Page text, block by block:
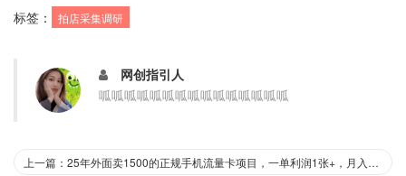
标签： 拍店采集调研
网创指引人
呱呱呱呱呱呱呱呱呱呱呱呱呱呱呱
上一篇：25年外面卖1500的正规手机流量卡项目，一单利润1张+，月入过1W，人人可做(推广技术+正规渠道)【揭秘】